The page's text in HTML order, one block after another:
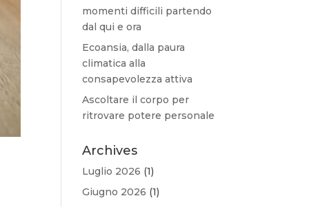
momenti difficili partendo
dal qui e ora
Ecoansia, dalla paura
climatica alla
consapevolezza attiva
Ascoltare il corpo per
ritrovare potere personale
Archives
Luglio 2026 (1)
Giugno 2026 (1)